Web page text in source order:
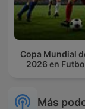
Copa Mundial
2026 en
Más